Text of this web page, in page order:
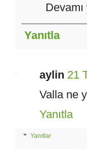
Yanıtla
aylin 21
Valla ne
Yanıtla
Yanıtlar